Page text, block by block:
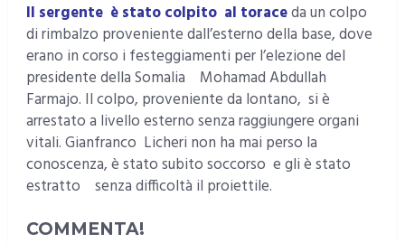
Il sergente è stato colpito al toraceda un colpo
di rimbalzo proveniente dall’esterno della base, dove
erano in corso i festeggiamenti per l’elezione del
presidente della Somalia Mohamad Abdullah
Farmajo. Il colpo, proveniente da lontano, si è
arrestato a livello esterno senza raggiungere organi
vitali. Gianfranco Licheri non ha mai perso la
conoscenza, è stato subito soccorso e gli è stato
estratto senza difficoltà il proiettile.
COMMENTA!